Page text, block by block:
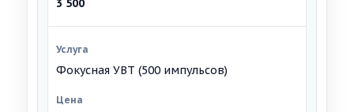
3 500
Фокусная УВТ (500 импульсов)